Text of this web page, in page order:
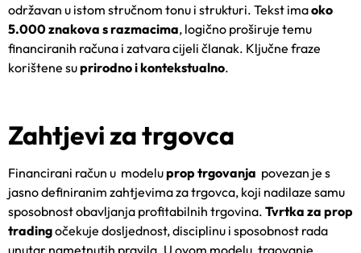
održavan u istom stručnom tonu i strukturi. Tekst imaoko
5.000 znakova s razmacima, logično proširuje temu
financiranih računa i zatvara cijeli članak. Ključne fraze
korištene suprirodno i kontekstualno.
Zahtjevi za trgovca
Financirani račun u modeluprop trgovanja povezan je s
jasno definiranim zahtjevima za trgovca, koji nadilaze samu
sposobnost obavljanja profitabilnih trgovina. Tvrtka za prop
tradingočekuje dosljednost, disciplinu i sposobnost rada